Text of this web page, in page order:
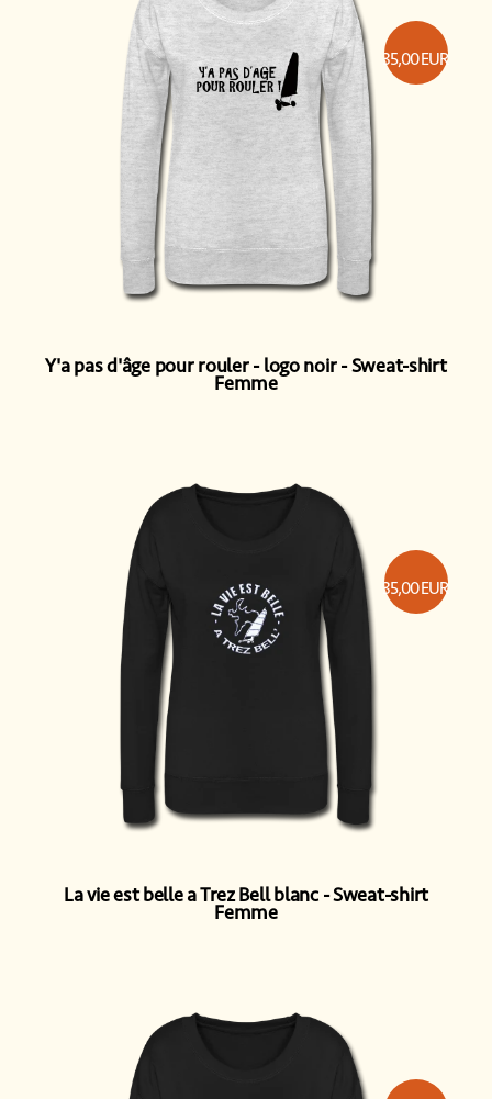
Y'a pas d'âge pour rouler - logo noir Sweat-shirt
Femme
35,00EUR
La vie est belle a Trez Bell blanc Sweat-shirt
Femme
35,00EUR